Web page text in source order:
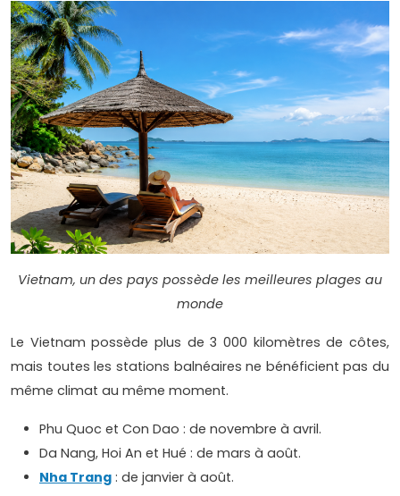
Vietnam, un des pays possède les meilleures plages au
monde
Le Vietnam possède plus de 3 000 kilomètres de côtes,
mais toutes les stations balnéaires ne bénéficient pas du
même climat au même moment.
Phu Quoc et Con Dao : de novembre à avril.
Da Nang, Hoi An et Hué : de mars à août.
Nha Trang : de janvier à août.